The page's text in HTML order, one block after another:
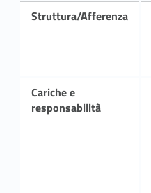
Struttura/Afferenza
Cariche e
responsabilità